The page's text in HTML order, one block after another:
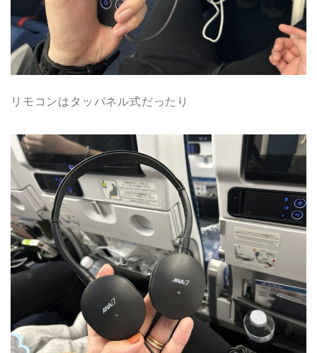
リモコンはタッパネル式だったり